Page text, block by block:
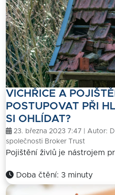
VICHŘICE A
POSTUPOVAT PŘI
SI OHLÍDAT?
23. března 2023 7:47 | Autor:
společnosti Broker Trust
Pojištění živlů je nástrojem
Doba čtění: 3 minuty